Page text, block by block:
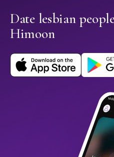
Date lesbian
Himoon